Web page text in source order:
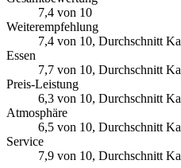
7,4 von 10
Weiterempfehlung
7,4 von 10, Durchschnitt
Essen
7,7 von 10, Durchschnitt
Preis-Leistung
6,3 von 10, Durchschnitt
Atmosphäre
6,5 von 10, Durchschnitt
Service
7,9 von 10, Durchschnitt